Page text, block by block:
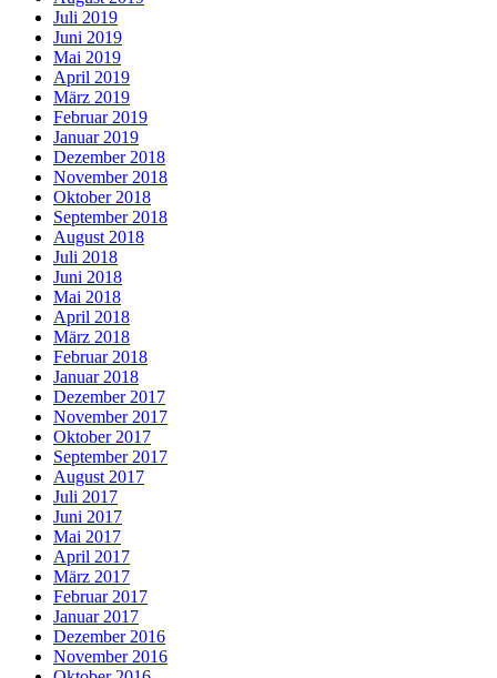
Juli 2019
Juni 2019
Mai 2019
April 2019
März 2019
Februar 2019
Januar 2019
Dezember 2018
November 2018
Oktober 2018
September 2018
August 2018
Juli 2018
Juni 2018
Mai 2018
April 2018
März 2018
Februar 2018
Januar 2018
Dezember 2017
November 2017
Oktober 2017
September 2017
August 2017
Juli 2017
Juni 2017
Mai 2017
April 2017
März 2017
Februar 2017
Januar 2017
Dezember 2016
November 2016